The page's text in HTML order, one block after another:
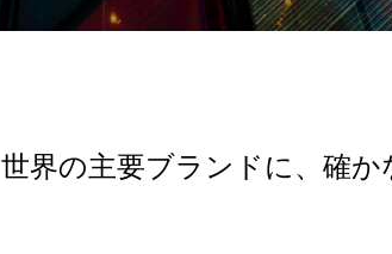
世界の主要ブランドに、確